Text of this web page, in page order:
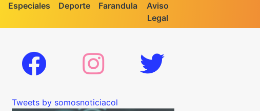
Especiales Deporte Farandula
Aviso
Legal
Tweets by somosnoticiacol